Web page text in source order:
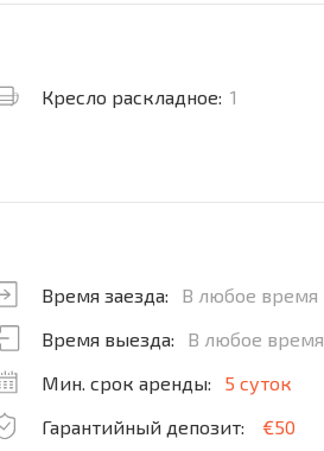
Кресло раскладное: 1
Время заезда:
В любое время
Время выезда:
В любое время
Мин. срок аренды:
5 суток
Гарантийный депозит:
€50